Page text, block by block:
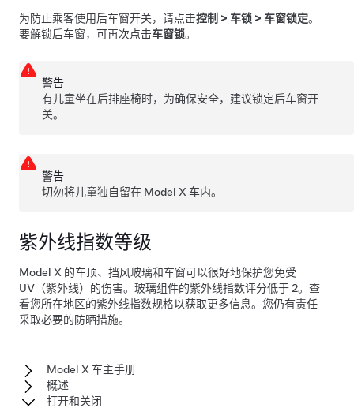
为防止乘客使用后车窗开关，请点击控制 > 车锁 > 车窗锁定。
要解锁后车窗，可再次点击车窗锁。
警告
有儿童坐在后排座椅时，为确保安全，建议锁定后车窗开
关。
警告
切勿将儿童独自留在 Model X 车内。
紫外线指数等级
Model X 的车顶、挡风玻璃和车窗可以很好地保护您免受
UV（紫外线）的伤害。玻璃组件的紫外线指数评分低于 2。查
看您所在地区的紫外线指数规格以获取更多信息。您仍有责任
采取必要的防晒措施。
Model X 车主手册
概述
打开和关闭